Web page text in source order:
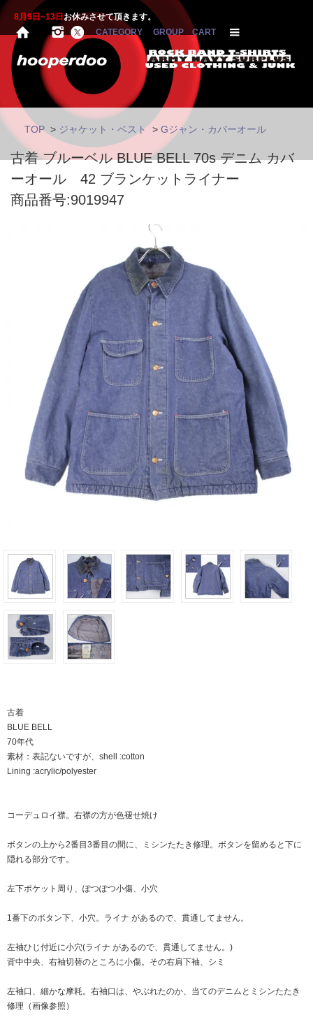
8月9日~13日 お休みさせて頂きます。
CATEGORY
GROUP CART
TOP > ジャケット・ベスト > Gジャン・カバーオール
古着 ブルーベル BLUE BELL 70s デニム カバ
ーオール 42 ブランケットライナー
商品番号:9019947
古着
BLUE BELL
70年代
素材：表記ないですが、shell :cotton
Lining :acrylic/polyester
コーデュロイ襟。右襟の方が色褪せ焼け
ボタンの上から2番目3番目の間に、ミシンたたき修理。ボタンを留めると下に
隠れる部分です。
左下ポケット周り、ぽつぽつ小傷、小穴
1番下のボタン下、小穴。ライナ があるので、貫通してません。
左袖ひじ付近に小穴(ライナ があるので、貫通してません。)
背中中央、右袖切替のところに小傷。その右肩下袖、シミ
左袖口、細かな摩耗。右袖口は、やぶれたのか、当てのデニムとミシンたたき
修理（画像参照）